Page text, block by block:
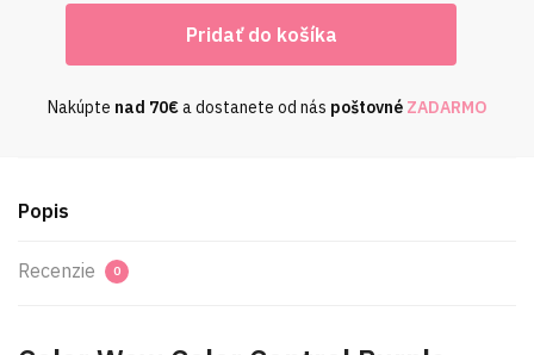
Color
and
Foam
Pridať do košíka
Nakúpte nad 70€a dostanete od nás poštovné ZADARMO
Popis
Recenzie 0